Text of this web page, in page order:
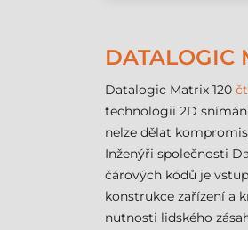
DATALOGIC
Datalogic Matrix 120
technologii 2D
nelze dělat
Inženýři společnosti
čárových kódů je
konstrukce zařízení a
nutnosti lidského